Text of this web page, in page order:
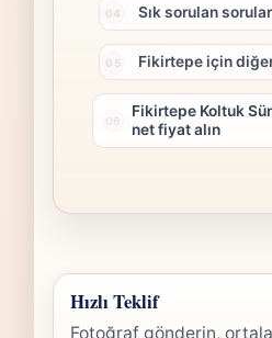
Sık sorulan sorular
Fikirtepe için
Fikirtepe Koltuk
net fiyat alın
Hızlı Teklif
Fotoğraf gönderin,